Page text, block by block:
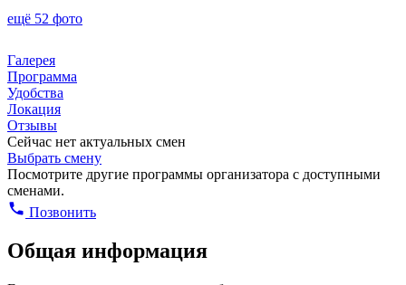
ещё 52 фото
Галерея
Программа
Удобства
Локация
Отзывы
Сейчас нет актуальных смен
Выбрать смену
Посмотрите другие программы организатора с доступными
сменами.
Позвонить
Общая информация